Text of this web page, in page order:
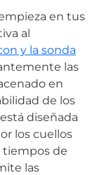
en tus
al
y la sonda
las
en
de los
diseñada
los cuellos
tiempos de
las